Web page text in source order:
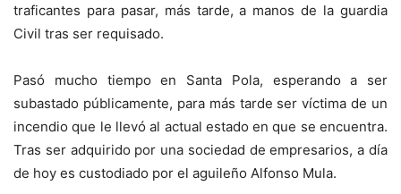
traficantes para pasar, más tarde, a manos de la guardia
Civil tras ser requisado.
Pasó mucho tiempo en Santa Pola, esperando a ser
subastado públicamente, para más tarde ser víctima de un
incendio que le llevó al actual estado en que se encuentra.
Tras ser adquirido por una sociedad de empresarios, a día
de hoy es custodiado por el aguileño Alfonso Mula.